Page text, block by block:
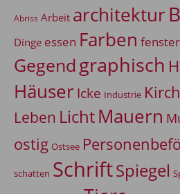
Abriss Arbeit architektur
Dinge essen Farben fenster
Gegendgraphisch
Häuser Icke Industrie
Leben LichtMauern
ostig Ostsee
schatten SchriftSpiegel